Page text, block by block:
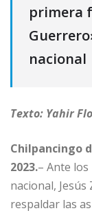
primera
nacional
Texto: Yahir
Chilpancingo
2023.– Ante
nacional,
respaldar las